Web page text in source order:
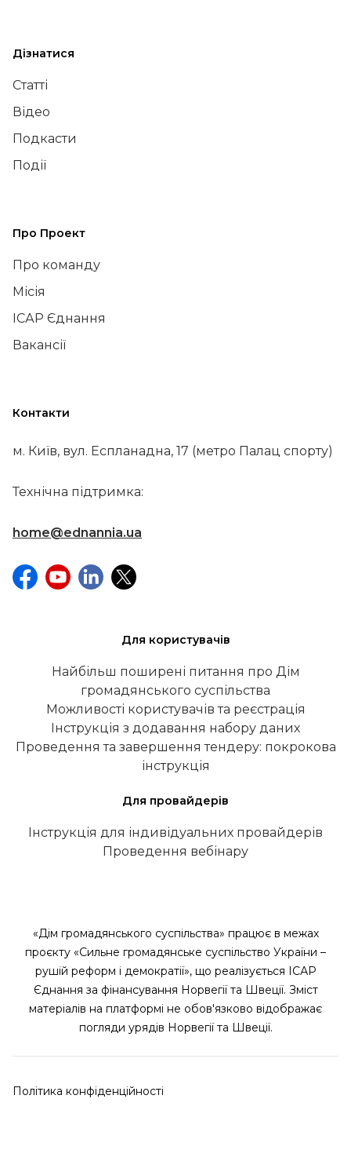
Дізнатися
Статті
Відео
Подкасти
Події
Про Проект
Про команду
Місія
ІСАР Єднання
Вакансії
Контакти
м. Київ, вул. Еспланадна, 17 (метро Палац спорту)
Технічна підтримка:
home@ednannia.ua
Для користувачів
Найбільш поширені питання про Дім
громадянського суспільства
Можливості користувачів та реєстрація
Інструкція з додавання набору даних
Проведення та завершення тендеру: покрокова
інструкція
Для провайдерів
Інструкція для індивідуальних провайдерів
Проведення вебінару
«Дім громадянського суспільства» працює в межах
проєкту «Сильне громадянське суспільство України –
рушій реформ і демократії», що реалізується ІСАР
Єднання за фінансування Норвегії та Швеції. Зміст
матеріалів на платформі не обов'язково відображає
погляди урядів Норвегії та Швеції.
Політика конфіденційності